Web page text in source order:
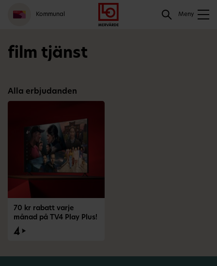
Gå
till
meny
Logga
in
Hoppa
till
innehåll
Kommunal Meny
Sök
film tjänst
Alla erbjudanden
70 kr rabatt varje
månad på TV4 Play Plus!